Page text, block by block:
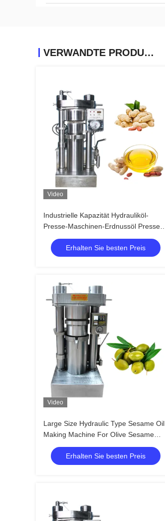
VERWANDTE PRODUKTE
Video
Industrielle Kapazität Hydrauliköl-
Presse-Maschinen-Erdnussöl Presser
8,5 Kilogramm/Reihe
Erhalten Sie besten Preis
Video
Large Size Hydraulic Type Sesame Oil
Making Machine For Olive Sesame
Avocado
Erhalten Sie besten Preis